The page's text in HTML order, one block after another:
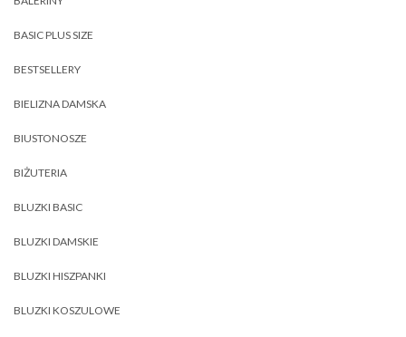
BASIC PLUS SIZE
BESTSELLERY
BIELIZNA DAMSKA
BIUSTONOSZE
BIŻUTERIA
BLUZKI BASIC
BLUZKI DAMSKIE
BLUZKI HISZPANKI
BLUZKI KOSZULOWE